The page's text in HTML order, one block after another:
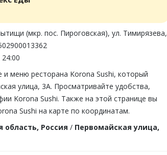
(мкр. пос. Пироговская), ул. Тимирязева,
меню ресторана Korona Sushi, который
улица, 3А. Просматривайте удобства,
Korona Sushi. Также на этой странице вы
Sushi на карте по координатам.
Россия / Первомайская улица,